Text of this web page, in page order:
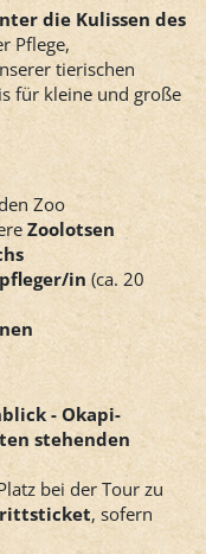
die Kulissen des
Pflege,
tierischen
für kleine und große
Zoo
Zoolotsen
in (ca. 20
- Okapi-
stehenden
bei der Tour zu
, sofern